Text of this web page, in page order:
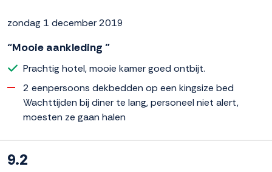
zondag 1 december 2019
“Mooie aankleding ”
Prachtig hotel, mooie kamer goed ontbijt.
2 eenpersoons dekbedden op een kingsize bed
Wachttijden bij diner te lang, personeel niet alert,
moesten ze gaan halen
9.2